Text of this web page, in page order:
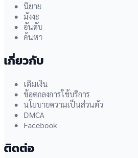
นิยาย
มังงะ
อันดับ
ค้นหา
เกี่ยวกับ
เติมเงิน
ข้อตกลงการใช้บริการ
นโยบายความเป็นส่วนตัว
DMCA
Facebook
ติดต่อ